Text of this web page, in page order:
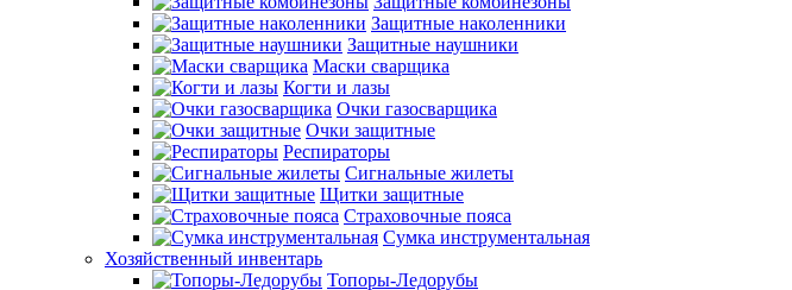
Защитные наколенники
Защитные наушники
Маски сварщика
Когти и лазы
Очки газосварщика
Очки защитные
Респираторы
Сигнальные жилеты
Щитки защитные
Страховочные пояса
Сумка инструментальная
Хозяйственный инвентарь
Топоры-Ледорубы